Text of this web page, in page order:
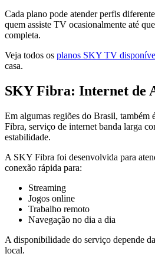
Cada plano pode atender perfis
quem assiste TV ocasionalmente até
completa.
Veja todos os planos SKY TV
casa.
SKY Fibra: Internet de
Em algumas regiões do Brasil, também
Fibra, serviço de internet banda larga
estabilidade.
A SKY Fibra foi desenvolvida para
conexão rápida para:
Streaming
Jogos online
Trabalho remoto
Navegação no dia a dia
A disponibilidade do serviço depende
local.